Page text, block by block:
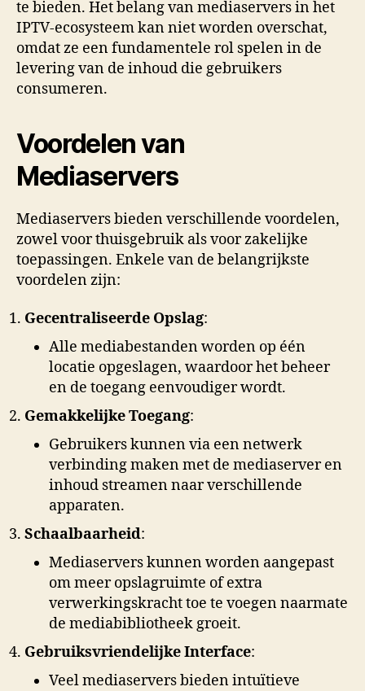
te bieden. Het belang van mediaservers in het
IPTV-ecosysteem kan niet worden overschat,
omdat ze een fundamentele rol spelen in de
levering van de inhoud die gebruikers
consumeren.
Voordelen van
Mediaservers
Mediaservers bieden verschillende voordelen,
zowel voor thuisgebruik als voor zakelijke
toepassingen. Enkele van de belangrijkste
voordelen zijn:
Gecentraliseerde Opslag:
Alle mediabestanden worden op één
locatie opgeslagen, waardoor het beheer
en de toegang eenvoudiger wordt.
Gemakkelijke Toegang:
Gebruikers kunnen via een netwerk
verbinding maken met de mediaserver en
inhoud streamen naar verschillende
apparaten.
Schaalbaarheid:
Mediaservers kunnen worden aangepast
om meer opslagruimte of extra
verwerkingskracht toe te voegen naarmate
de mediabibliotheek groeit.
Gebruiksvriendelijke Interface:
Veel mediaservers bieden intuïtieve